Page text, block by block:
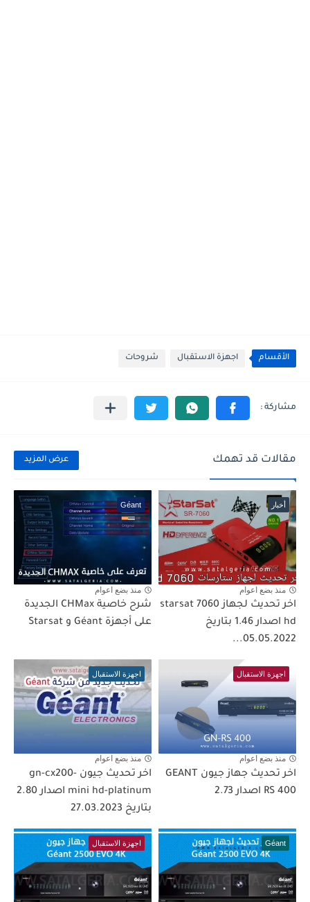
الأقسام اجهزة الاستقبال شروحات
مقالات قد تهمك عرض المزيد
أخبار
منذ بضع اعوام
اخر تحديث لجهاز starsat 7060
hd اصدار 1.46 بتاريخ
05.05.2022...
Géant
منذ بضع اعوام
شرح خاصية CHMax الجديدة
على أجهزة Géant و Starsat
اجهزة الاستقبال
منذ بضع اعوام
اخر تحديث جهاز جيون GEANT
RS 400 اصدار 2.73
اجهزة الاستقبال
منذ بضع اعوام
اخر تحديث جيون gn-cx200-
mini hd-platinum اصدار 2.80
بتاريخ 27.03.2023
Géant اجهزة الاستقبال